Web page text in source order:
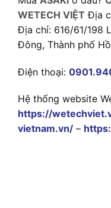
WETECH VIỆT Địa
Địa chỉ: 616/61/198
Đông, Thành phố
Điện thoại:
Hệ thống website
https://
vietnam.vn/ –